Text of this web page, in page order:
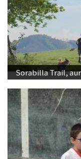
Sorabilla Trail,